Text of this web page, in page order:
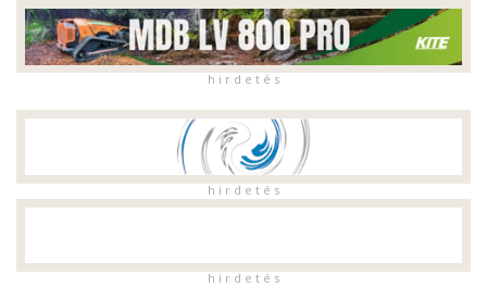
h i r d e t é s
h i r d e t é s
h i r d e t é s